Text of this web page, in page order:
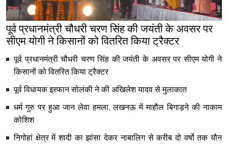
पूर्व प्रधानमंत्री चौधरी चरण सिंह की जयंती के अवसर पर
सीएम योगी ने किसानों को वितरित किया ट्रैक्टर
पूर्व प्रधानमंत्री चौधरी चरण सिंह की जयंती के अवसर पर सीएम योगी ने
किसानों को वितरित किया ट्रैक्टर
पूर्व विधायक इरफान सोलंकी ने की अखिलेश यादव से मुलाकात
धर्म गुरु पर हुआ जान लेवा हमला, लखनऊ में माहौल बिगाड़ने की नाकाम
कोशिश
निगोहां क्षेत्र में शादी का झांसा देकर नाबालिग से करीब दो वर्षो तक यौन